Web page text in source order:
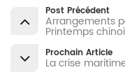
Post Précédent
Arrangements
Printemps
Prochain Article
La crise